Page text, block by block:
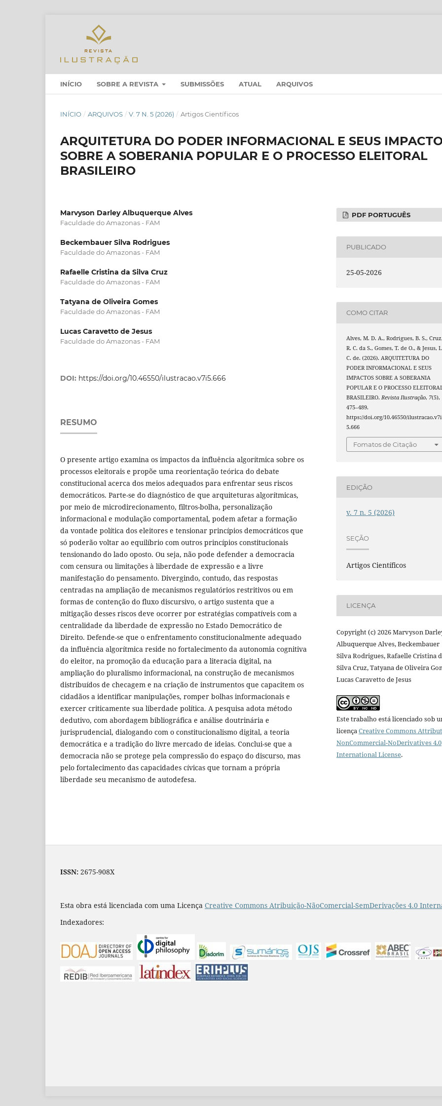
INÍCIO SOBRE A REVISTA SUBMISSÕES ATUAL ARQUIVOS
INÍCIO / ARQUIVOS / V. 7 N. 5 (2026) / Artigos Científicos
ARQUITETURA DO PODER INFORMACIONAL E SEUS
SOBRE A SOBERANIA POPULAR E O PROCESSO ELEITORAL
BRASILEIRO
Marvyson Darley Albuquerque Alves
Faculdade do Amazonas - FAM
Beckembauer Silva Rodrigues
Faculdade do Amazonas - FAM
Rafaelle Cristina da Silva Cruz
Faculdade do Amazonas - FAM
Tatyana de Oliveira Gomes
Faculdade do Amazonas - FAM
Lucas Caravetto de Jesus
Faculdade do Amazonas - FAM
DOI: https://doi.org/10.46550/ilustracao.v7i5.666
RESUMO
O presente artigo examina os impactos da influência algorítmica sobre os
processos eleitorais e propõe uma reorientação teórica do debate
constitucional acerca dos meios adequados para enfrentar seus riscos
democráticos. Parte-se do diagnóstico de que arquiteturas algorítmicas,
por meio de microdirecionamento, filtros-bolha, personalização
informacional e modulação comportamental, podem afetar a formação
da vontade política dos eleitores e tensionar princípios democráticos que
só poderão voltar ao equilíbrio com outros princípios constitucionais
tensionando do lado oposto. Ou seja, não pode defender a democracia
com censura ou limitações à liberdade de expressão e a livre
manifestação do pensamento. Divergindo, contudo, das respostas
centradas na ampliação de mecanismos regulatórios restritivos ou em
formas de contenção do fluxo discursivo, o artigo sustenta que a
mitigação desses riscos deve ocorrer por estratégias compatíveis com a
centralidade da liberdade de expressão no Estado Democrático de
Direito. Defende-se que o enfrentamento constitucionalmente adequado
da influência algorítmica reside no fortalecimento da autonomia cognitiva
do eleitor, na promoção da educação para a literacia digital, na
ampliação do pluralismo informacional, na construção de mecanismos
distribuídos de checagem e na criação de instrumentos que capacitem os
cidadãos a identificar manipulações, romper bolhas informacionais e
exercer criticamente sua liberdade política. A pesquisa adota método
dedutivo, com abordagem bibliográfica e análise doutrinária e
jurisprudencial, dialogando com o constitucionalismo digital, a teoria
democrática e a tradição do livre mercado de ideias. Conclui-se que a
democracia não se protege pela compressão do espaço do discurso, mas
pelo fortalecimento das capacidades cívicas que tornam a própria
liberdade seu mecanismo de autodefesa.
PDF PORTUGUÊS
PUBLICADO
25-05-2026
COMO CITAR
Alves, M. D. A., Rodrigues, B. S., Cruz,
R. C. da S., Gomes, T. de O., & Jesus,
C. de. (2026). ARQUITETURA DO
PODER INFORMACIONAL E SEUS
IMPACTOS SOBRE A SOBERANIA
POPULAR E O PROCESSO
BRASILEIRO.Revista Ilustração, 7(5),
475–489.
https://doi.org/10.46550/ilustracao.v7i
5.666
Fomatos de Citação
EDIÇÃO
v. 7 n. 5 (2026)
SEÇÃO
Artigos Científicos
LICENÇA
Copyright (c) 2026 Marvyson
Albuquerque Alves, Beckembauer
Silva Rodrigues, Rafaelle Cristina
Silva Cruz, Tatyana de Oliveira
Lucas Caravetto de Jesus
Este trabalho está licenciado sob
licença Creative Commons
NonCommercial-NoDerivatives 4.0
International License.
ISSN: 2675-908X
Esta obra está licenciada com uma Licença Creative Commons Atribuição-NãoComercial-SemDerivações 4.0
Indexadores: